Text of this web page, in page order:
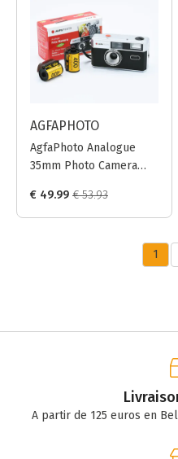
AGFAPHOTO
AgfaPhoto Analogue
35mm Photo Camera
Kodak UltraMax 135-36
€ 49.99 € 53.93
1
A partir de 125 euros en